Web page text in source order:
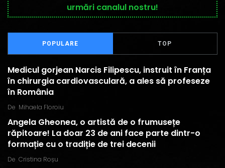
urmări canalul nostru!
POPULARE TOP
Medicul gorjean Narcis Filipescu, instruit în Franța
în chirurgia cardiovasculară, a ales să profeseze
în România
De Mihaela Floroiu
Angela Gheonea, o artistă de o frumusețe
răpitoare! La doar 23 de ani face parte dintr-o
formație cu o tradiție de trei decenii
De Cristina Roșu